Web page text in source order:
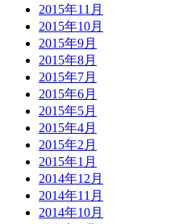
2015年11月
2015年10月
2015年9月
2015年8月
2015年7月
2015年6月
2015年5月
2015年4月
2015年2月
2015年1月
2014年12月
2014年11月
2014年10月